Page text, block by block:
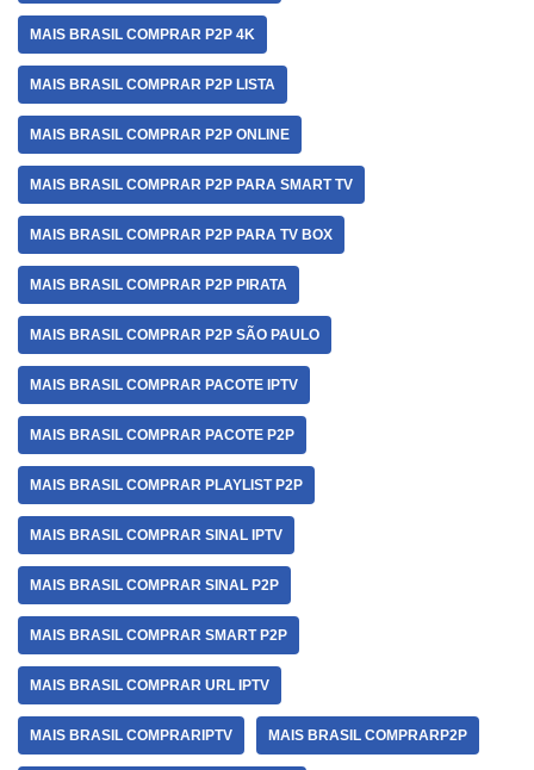
MAIS BRASIL COMPRAR P2P 4K
MAIS BRASIL COMPRAR P2P LISTA
MAIS BRASIL COMPRAR P2P ONLINE
MAIS BRASIL COMPRAR P2P PARA SMART TV
MAIS BRASIL COMPRAR P2P PARA TV BOX
MAIS BRASIL COMPRAR P2P PIRATA
MAIS BRASIL COMPRAR P2P SÃO PAULO
MAIS BRASIL COMPRAR PACOTE IPTV
MAIS BRASIL COMPRAR PACOTE P2P
MAIS BRASIL COMPRAR PLAYLIST P2P
MAIS BRASIL COMPRAR SINAL IPTV
MAIS BRASIL COMPRAR SINAL P2P
MAIS BRASIL COMPRAR SMART P2P
MAIS BRASIL COMPRAR URL IPTV
MAIS BRASIL COMPRARIPTV MAIS BRASIL COMPRARP2P